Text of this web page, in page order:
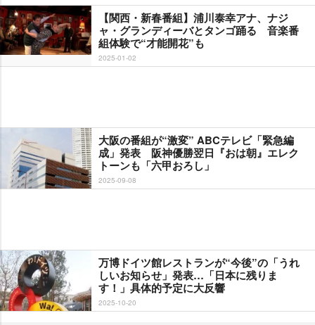
【関西・新春番組】浦川泰幸アナ、ナジ
ャ・グランディーバとタンゴ踊る 音楽番
組体験で“才能開花”も
2025-01-02
大阪の番組が“激変” ABCテレビ「緊急編
成」発表 阪神優勝翌日『おは朝』エレク
トーンも「六甲おろし」
2025-09-08
万博ドイツ館レストランが“今後”の「うれ
しいお知らせ」発表…「日本に残りま
す！」具体的予定に大反響
2025-10-20